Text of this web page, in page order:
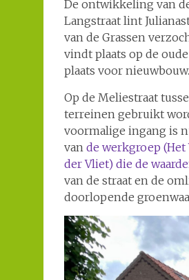
De ontwikkeling van
Langstraat lint
van de Grassen
vindt plaats op de
plaats voor nieuwbouw.
Op de Meliestraat
terreinen gebruikt
voormalige ingang is
van de werkgroep
der Vliet) die de
van de straat en de
doorlopende